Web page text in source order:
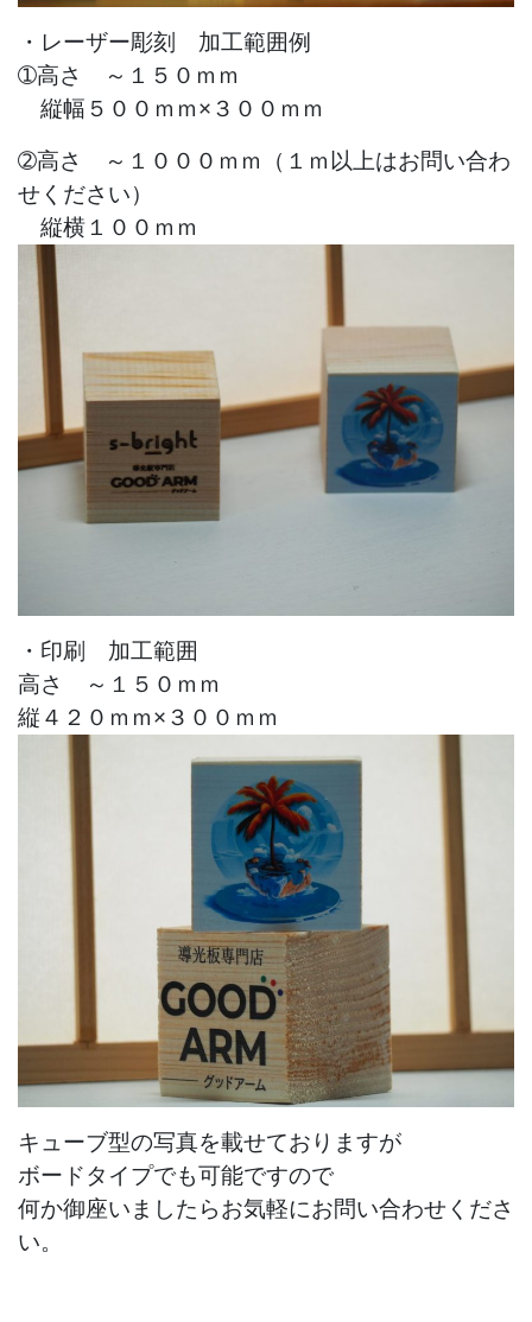
・レーザー彫刻 加工範囲例
➀高さ ～１５０ｍｍ
縦幅５００ｍｍ×３００ｍｍ
➁高さ ～１０００ｍｍ（１ｍ以上はお問い合わ
せください）
縦横１００ｍｍ
・印刷 加工範囲
高さ ～１５０ｍｍ
縦４２０ｍｍ×３００ｍｍ
キューブ型の写真を載せておりますが
ボードタイプでも可能ですので
何か御座いましたらお気軽にお問い合わせくださ
い。